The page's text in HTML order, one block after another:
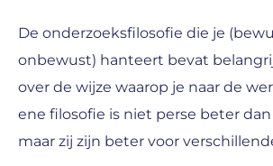
De onderzoeksfilosofie die je
onbewust) hanteert bevat
over de wijze waarop je naar de
ene filosofie is niet perse beter
maar zij zijn beter voor